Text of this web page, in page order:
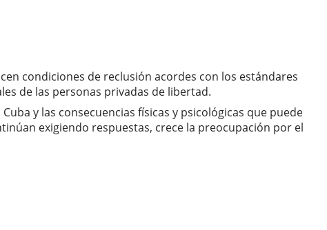
condiciones de reclusión acordes con los estándares
de las personas privadas de libertad.
y las consecuencias físicas y psicológicas que puede
exigiendo respuestas, crece la preocupación por el